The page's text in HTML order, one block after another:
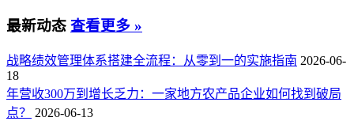
最新动态 查看更多 »
战略绩效管理体系搭建全流程：从零到一的实施指南 2026-06-
18
年营收300万到增长乏力：一家地方农产品企业如何找到破局
点？
2026-06-13